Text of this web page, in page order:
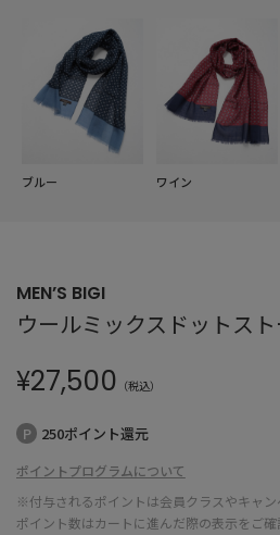
ブルー ワイン
MEN’S BIGI
ウールミックスドットス
¥27,500 （税込）
250ポイント還元
ポイントプログラムについて
※付与されるポイントは会員クラスやキャ
ポイント数はカートに進んだ際の表示をご